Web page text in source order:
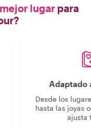
lugar para
Adaptado
Desde los
hasta las joyas
ajusta